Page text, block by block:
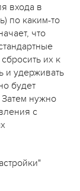
входа в
по каким-то
что
их к
и удерживать
будет
Затем нужно
с